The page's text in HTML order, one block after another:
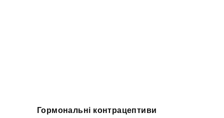
Гормональні контрацептиви